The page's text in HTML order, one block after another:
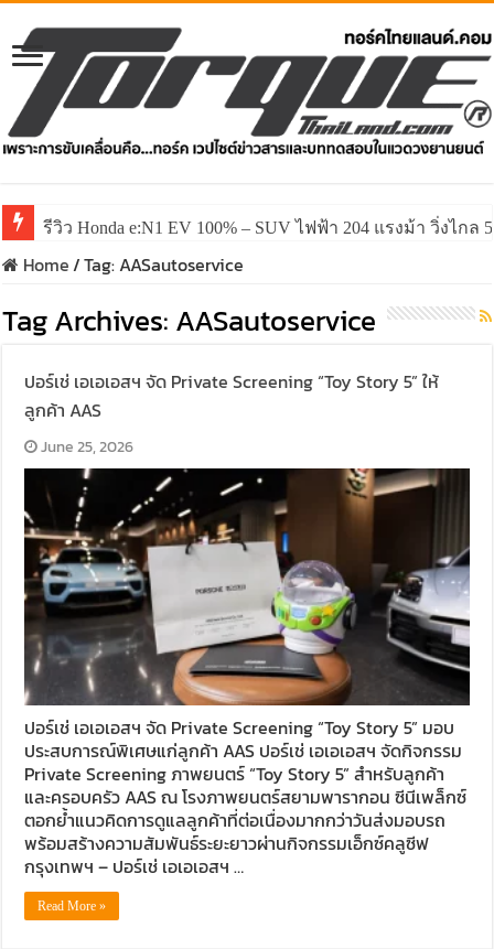
รีวิว Honda e:N1 EV 100% – SUV ไฟฟ้า 204 แรงม้า วิ่งไกล
รีวิว ลองขับ All New GWM HAVAL H6 ปรับโฉมหน้าใหม่
Home/Tag:AASautoservice
Tag Archives: AASautoservice
ปอร์เช่ เอเอเอสฯ จัด Private Screening “Toy Story 5” ให้
ลูกค้า AAS
June 25, 2026
ปอร์เช่ เอเอเอสฯ จัด Private Screening “Toy Story 5” มอบ
ประสบการณ์พิเศษแก่ลูกค้า AAS ปอร์เช่ เอเอเอสฯ จัดกิจกรรม
Private Screening ภาพยนตร์ “Toy Story 5” สำหรับลูกค้า
และครอบครัว AAS ณ โรงภาพยนตร์สยามพารากอน ซีนีเพล็กซ์
ตอกย้ำแนวคิดการดูแลลูกค้าที่ต่อเนื่องมากกว่าวันส่งมอบรถ
พร้อมสร้างความสัมพันธ์ระยะยาวผ่านกิจกรรมเอ็กซ์คลูซีฟ
กรุงเทพฯ – ปอร์เช่ เอเอเอสฯ …
Read More »